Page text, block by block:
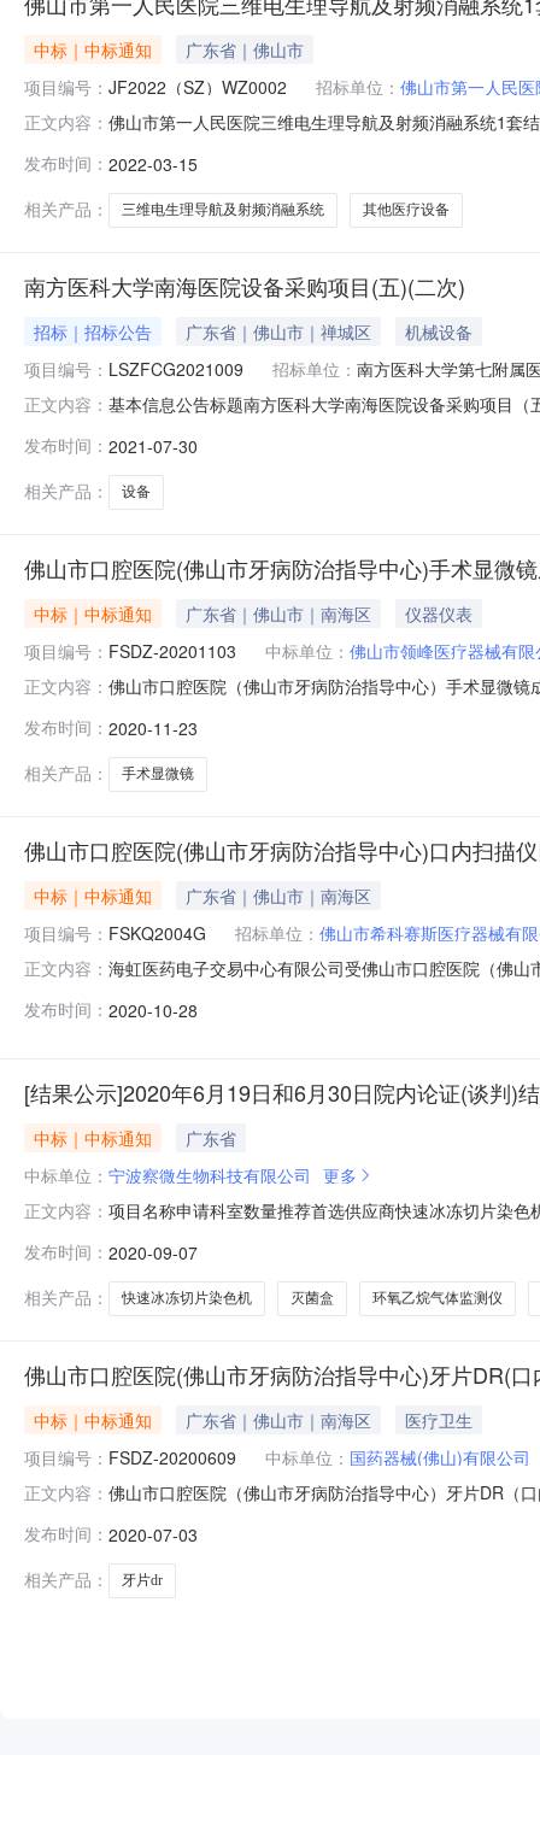
中标｜中标通知
广东省｜佛山市
项目编号： JF2022（SZ）WZ0002 招标单位： 佛山市第一人民医
正文内容： 佛山市第一人民医院三维电生理导航及射频消融系统1套
201（住所申报）2,898,000.00元四、主要标的信息合同
发布时间： 2022-03-15
相关产品：
三维电生理导航及射频消融系统 其他医疗设备
南方医科大学南海医院设备采购项目(五)(二次)
招标｜招标公告 广东省｜佛山市｜禅城区
机械设备
项目编号： LSZFCG2021009 招标单位： 南方医科大学第七附属
正文内容： 基本信息公告标题南方医科大学南海医院设备采购项目
中标（成交）供应商代码91440605MA4W6KE18B中标
发布时间： 2021-07-30
相关产品：
设备
佛山市口腔医院(佛山市牙病防治指导中心)手术显微
中标｜中标通知 广东省｜佛山市｜南海区
仪器仪表
项目编号： FSDZ-20201103 中标单位： 佛山市领峰医疗器械有限
正文内容： 佛山市口腔医院（佛山市牙病防治指导中心）手术显微
长）、周梦祎、张恒俊总成交金额￥49.600000万元（
中心）采购单位地
发布时间： 2020-11-23
相关产品：
手术显微镜
佛山市口腔医院(佛山市牙病防治指导中心)口内扫描
中标｜中标通知
广东省｜佛山市｜南海区
项目编号： FSKQ2004G 招标单位： 佛山市希科赛斯医疗器械有
正文内容： 海虹医药电子交易中心有限公司受佛山市口腔医院（佛
防治指导中心）口内扫描仪+口腔数字化全景X光机三、
发布时间： 2020-10-28
[结果公示]2020年6月19日和6月30日院内论证(谈判)
中标｜中标通知
广东省
中标单位： 宁波察微生物科技有限公司 更多
正文内容： 项目名称申请科室数量推荐首选供应商快速冰冻切片染
控股佛山有限公司医用超声雾化器(中药版)耳鼻喉科3套
发布时间： 2020-09-07
相关产品：
快速冰冻切片染色机 灭菌盒 环氧乙烷气体监测仪
佛山市口腔医院(佛山市牙病防治指导中心)牙片DR(
中标｜中标通知 广东省｜佛山市｜南海区
医疗卫生
项目编号： FSDZ-20200609 中标单位： 国药器械(佛山)有限公司
正文内容： 佛山市口腔医院（佛山市牙病防治指导中心）牙片DR（
时间2020年07月03日16:38本项目招标公告日期成交日
民币）联
发布时间： 2020-07-03
相关产品：
牙片dr